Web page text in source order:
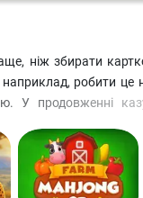
ніж збирати
робити це
У продовженні
Складайте
вище чи нижче від
культури та